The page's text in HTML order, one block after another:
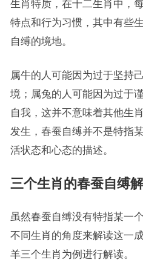
生肖特质，在十二生肖中，
特点和行为习惯，其中有些
自缚的境地。
属牛的人可能因为过于坚持
境；属兔的人可能因为过于
自我，这并不意味着其他生
发生，春蚕自缚并不是特指
活状态和心态的描述。
三个生肖的春蚕自缚
虽然春蚕自缚没有特指某一
不同生肖的角度来解读这一
羊三个生肖为例进行解读。